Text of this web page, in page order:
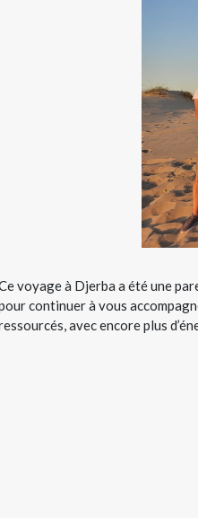
voyage à Djerba a été une
continuer à vous
avec encore plus